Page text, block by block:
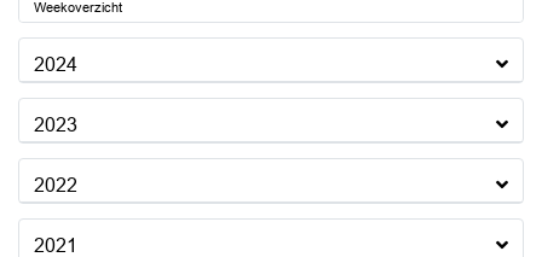
Weekoverzicht
2024
2023
2022
2021